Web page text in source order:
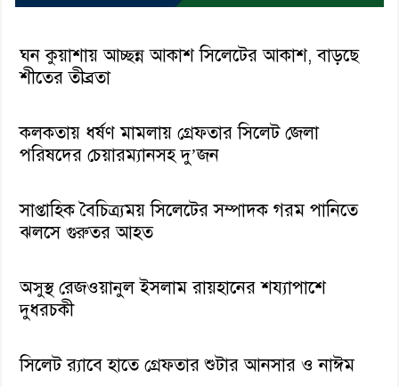
ঘন কুয়াশায় আচ্ছন্ন আকাশ সিলেটের আকাশ, বাড়ছে
শীতের তীব্রতা
কলকতায় ধর্ষণ মামলায় গ্রেফতার সিলেট জেলা
পরিষদের চেয়ারম্যানসহ দু’জন
সাপ্তাহিক বৈচিত্র্যময় সিলেটের সম্পাদক গরম পানিতে
ঝলসে গুরুতর আহত
অসুস্থ রেজওয়ানুল ইসলাম রায়হানের শয্যাপাশে
দুধরচকী
সিলেট র‌্যাবে হাতে গ্রেফতার শুটার আনসার ও নাঈম